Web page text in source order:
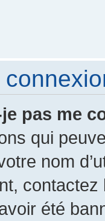
pas me
qui
nom
été